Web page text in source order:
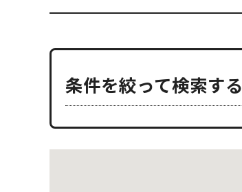
条件を絞って検索する